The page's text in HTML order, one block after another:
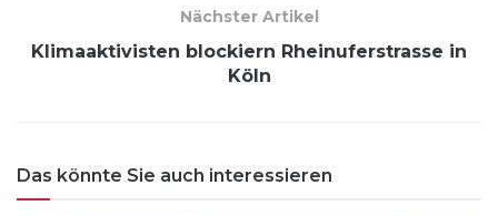
Nächster Artikel
Klimaaktivisten blockiern Rheinuferstrasse in
Köln
Das könnte Sie auch interessieren